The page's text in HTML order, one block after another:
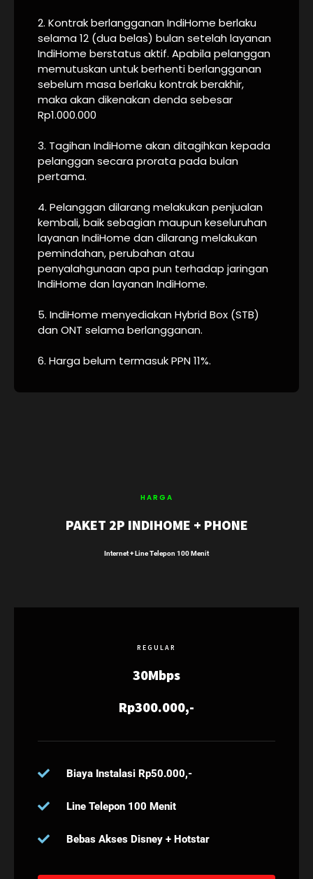
2. Kontrak berlangganan IndiHome berlaku
selama 12 (dua belas) bulan setelah layanan
IndiHome berstatus aktif. Apabila pelanggan
memutuskan untuk berhenti berlangganan
sebelum masa berlaku kontrak berakhir,
maka akan dikenakan denda sebesar
Rp1.000.000
3. Tagihan IndiHome akan ditagihkan kepada
pelanggan secara prorata pada bulan
pertama.
4. Pelanggan dilarang melakukan penjualan
kembali, baik sebagian maupun keseluruhan
layanan IndiHome dan dilarang melakukan
pemindahan, perubahan atau
penyalahgunaan apa pun terhadap jaringan
IndiHome dan layanan IndiHome.
5. IndiHome menyediakan Hybrid Box (STB)
dan ONT selama berlangganan.
6. Harga belum termasuk PPN 11%.
HARGA
PAKET 2P INDIHOME + PHONE
Internet + Line Telepon 100 Menit
REGULAR
30Mbps
Rp300.000,-
Biaya Instalasi Rp50.000,-
Line Telepon 100 Menit
Bebas Akses Disney + Hotstar